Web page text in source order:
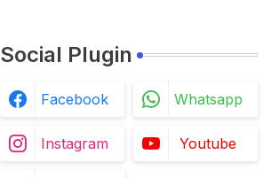
Social Plugin
Facebook Whatsapp
Instagram Youtube